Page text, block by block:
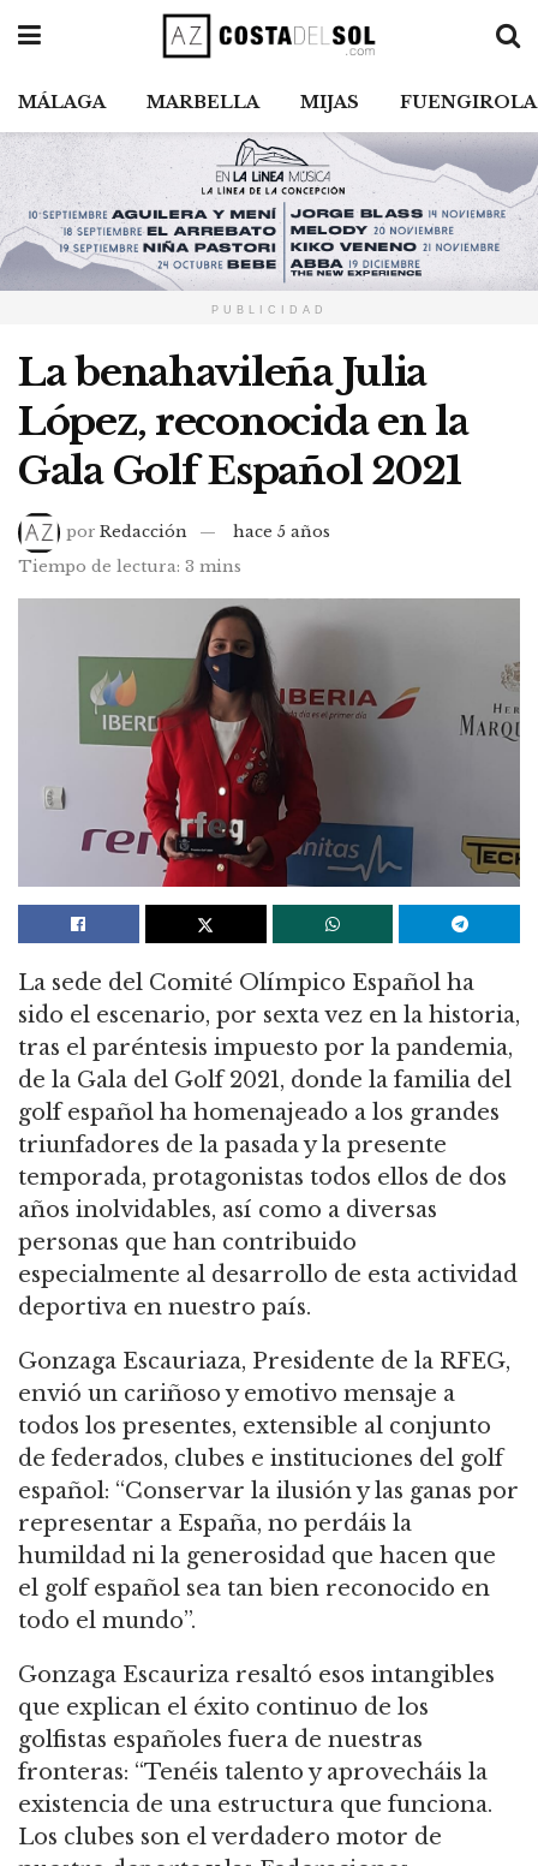
MÁLAGA MARBELLA MIJAS FUENGIROLA
PUBLICIDAD
La benahavileña Julia
López, reconocida en la
Gala Golf Español 2021
por Redacción
hace 5 años
Tiempo de lectura: 3 mins
La sede del Comité Olímpico Español ha
sido el escenario, por sexta vez en la historia,
tras el paréntesis impuesto por la pandemia,
de la Gala del Golf 2021, donde la familia del
golf español ha homenajeado a los grandes
triunfadores de la pasada y la presente
temporada, protagonistas todos ellos de dos
años inolvidables, así como a diversas
personas que han contribuido
especialmente al desarrollo de esta actividad
deportiva en nuestro país.
Gonzaga Escauriaza, Presidente de la RFEG,
envió un cariñoso y emotivo mensaje a
todos los presentes, extensible al conjunto
de federados, clubes e instituciones del golf
español: “Conservar la ilusión y las ganas por
representar a España, no perdáis la
humildad ni la generosidad que hacen que
el golf español sea tan bien reconocido en
todo el mundo”.
Gonzaga Escauriza resaltó esos intangibles
que explican el éxito continuo de los
golfistas españoles fuera de nuestras
fronteras: “Tenéis talento y aprovecháis la
existencia de una estructura que funciona.
Los clubes son el verdadero motor de